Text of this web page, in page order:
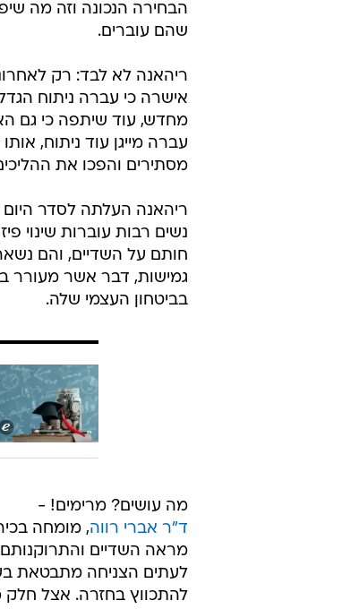
הבחירה הנכונה וזה מה
שהם עוברים.
ריהאנה לא לבד: רק
אישרה כי עברה ניתוח
עברה מייגן עוד ניתוח,
מסתירים והפכו את
ריהאנה העלתה לסדר
נשים רבות עוברות שינוי
חותם על השדיים, והם
גמישות, דבר אשר מעורר
בביטחון העצמי שלה.
מה עושים? מרימים! -
ד"ר אברי רווה, מומחה
מראה השדיים
לעתים הצניחה מתבטאת
להתכווץ בחזרה. אצל חלק